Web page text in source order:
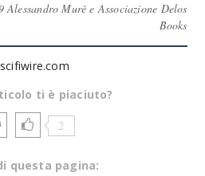
Murè e Associazione Delos
Books
scifiwire.com
ti è piaciuto?
2
questa pagina: